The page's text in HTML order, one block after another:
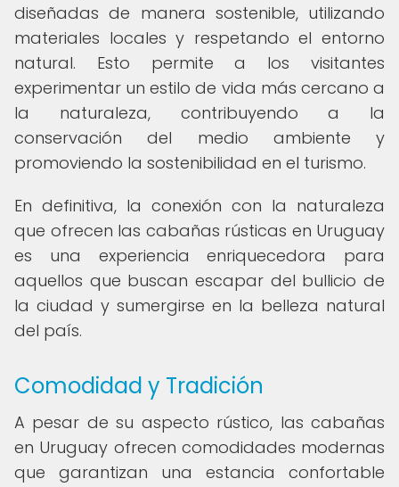
diseñadas de manera sostenible, utilizando
materiales locales y respetando el entorno
natural. Esto permite a los visitantes
experimentar un estilo de vida más cercano a
la naturaleza, contribuyendo a la
conservación del medio ambiente y
promoviendo la sostenibilidad en el turismo.
En definitiva, la conexión con la naturaleza
que ofrecen las cabañas rústicas en Uruguay
es una experiencia enriquecedora para
aquellos que buscan escapar del bullicio de
la ciudad y sumergirse en la belleza natural
del país.
Comodidad y Tradición
A pesar de su aspecto rústico, las cabañas
en Uruguay ofrecen comodidades modernas
que garantizan una estancia confortable